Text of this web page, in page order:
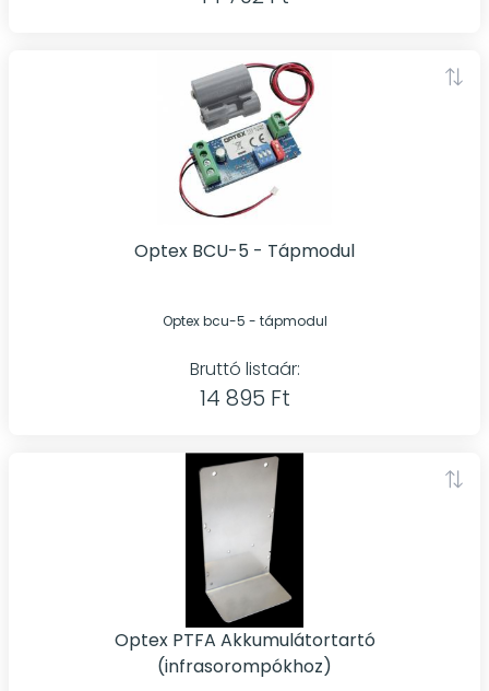
Optex BCU-5 - Tápmodul
Optex bcu-5 - tápmodul
Bruttó listaár:
14 895 Ft
Optex PTFA Akkumulátortartó
(infrasorompókhoz)